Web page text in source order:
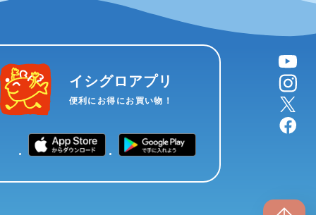
イシグロアプリ
便利にお得にお買い物！
YouTube
instagram
X
facebook